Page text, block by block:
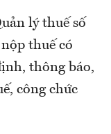
lý thuế số
thuế có
thông báo,
công chức